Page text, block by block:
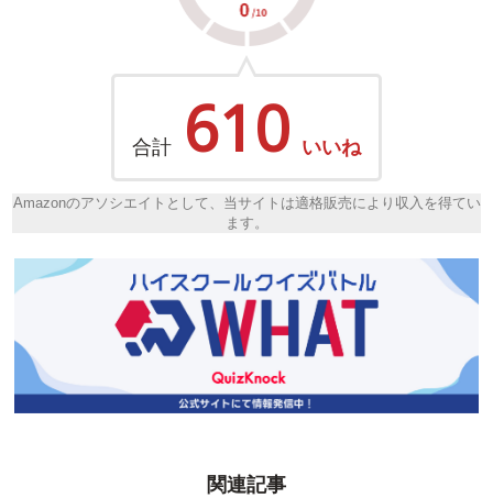
合計 610 いいね
Amazonのアソシエイトとして、当サイトは適格販売により収入を得てい
ます。
関連記事